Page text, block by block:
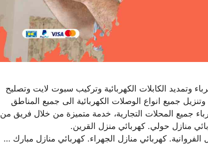
وتمديد الكابلات الكهربائية وتركيب سبوت لايت وتصليح
جميع انواع الوصلات الكهربائية الى جميع المناطق
جميع المحلات التجارية، خدمة متميزة من خلال فريق من
منازل حولي. كهربائي منزل القرين.
كهربائي منازل الجهراء. كهربائي منازل مبارك …